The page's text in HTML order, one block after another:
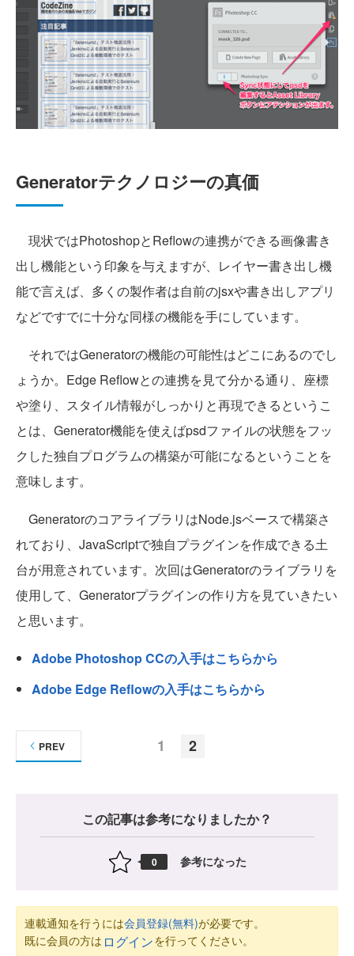
Generatorテクノロジーの真価
現状ではPhotoshopとReflowの連携ができる画像書き
出し機能という印象を与えますが、レイヤー書き出し機
能で言えば、多くの製作者は自前のjsxや書き出しアプリ
などですでに十分な同様の機能を手にしています。
それではGeneratorの機能の可能性はどこにあるのでし
ょうか。Edge Reflowとの連携を見て分かる通り、座標
や塗り、スタイル情報がしっかりと再現できるというこ
とは、Generator機能を使えばpsdファイルの状態をフッ
クした独自プログラムの構築が可能になるということを
意味します。
GeneratorのコアライブラリはNode.jsベースで構築さ
れており、JavaScriptで独自プラグインを作成できる土
台が用意されています。次回はGeneratorのライブラリを
使用して、Generatorプラグインの作り方を見ていきたい
と思います。
Adobe Photoshop CCの入手はこちらから
Adobe Edge Reflowの入手はこちらから
1 2
PREV
この記事は参考になりましたか？
0 参考になった
連載通知を行うには会員登録(無料)が必要です。
既に会員の方は ログインを行ってください。